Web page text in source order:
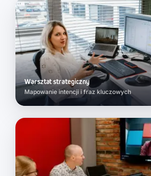
Warsztat strategiczny
Mapowanie intencji i fraz kluczowych